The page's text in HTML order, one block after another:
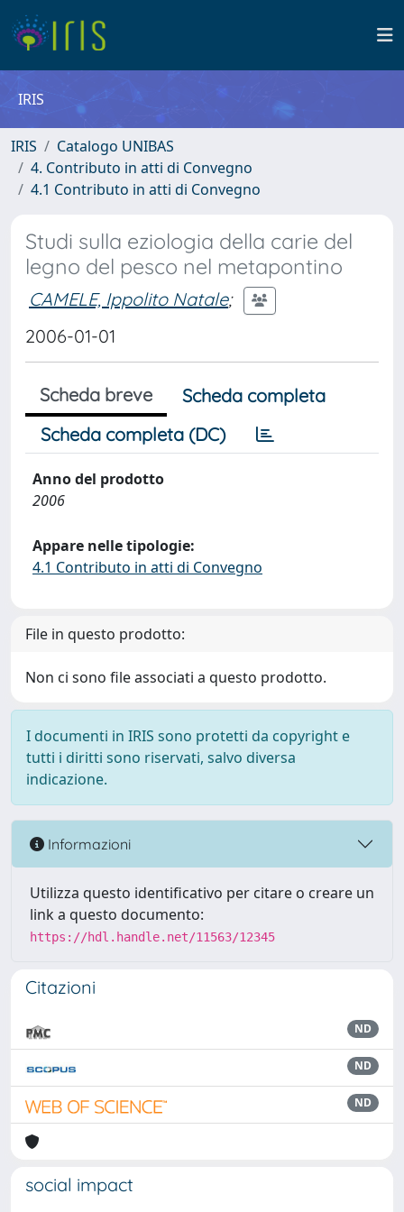
IRIS
IRIS
Catalogo UNIBAS
4. Contributo in atti di Convegno
4.1 Contributo in atti di Convegno
Studi sulla eziologia della carie del
legno del pesco nel metapontino
CAMELE, Ippolito Natale;
2006-01-01
Scheda breve
Scheda completa
Scheda completa (DC)
Anno del prodotto
2006
Appare nelle tipologie:
4.1 Contributo in atti di Convegno
File in questo prodotto:
Non ci sono file associati a questo prodotto.
I documenti in IRIS sono protetti da copyright e
tutti i diritti sono riservati, salvo diversa
indicazione.
Informazioni
Utilizza questo identificativo per citare o creare un
link a questo documento:
https://hdl.handle.net/11563/12345
Citazioni
ND
ND
ND
social impact